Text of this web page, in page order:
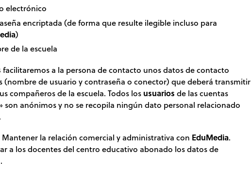
electrónico
encriptada (de forma que resulte ilegible incluso para
)
de la escuela
facilitaremos a la persona de contacto unos datos de contacto
(nombre de usuario y contraseña o conector) que deberá transmitir
compañeros de la escuela. Todos los usuarios de las cuentas
son anónimos y no se recopila ningún dato personal relacionado
la relación comercial y administrativa con EduMedia.
a los docentes del centro educativo abonado los datos de